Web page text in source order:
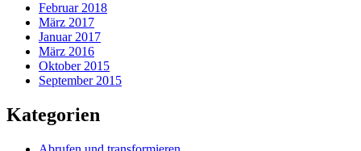
Februar 2018
März 2017
Januar 2017
März 2016
Oktober 2015
September 2015
Kategorien